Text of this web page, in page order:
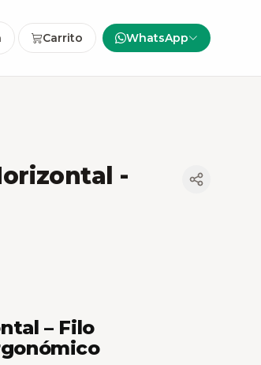
Carrito WhatsApp
-
– Filo